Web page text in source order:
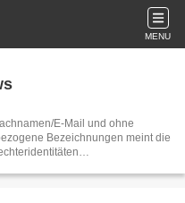
MENU
E-Mail und ohne